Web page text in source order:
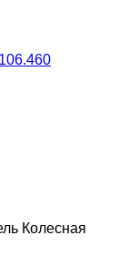
Колесная